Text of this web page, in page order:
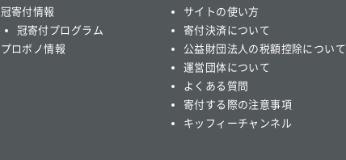
冠寄付情報
冠寄付プログラム
プロボノ情報
サイトの使い方
寄付決済について
公益財団法人の税額控除について
運営団体について
よくある質問
寄付する際の注意事項
キッフィーチャンネル